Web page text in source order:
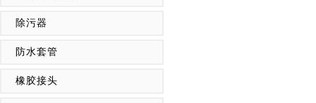
除污器
防水套管
橡胶接头